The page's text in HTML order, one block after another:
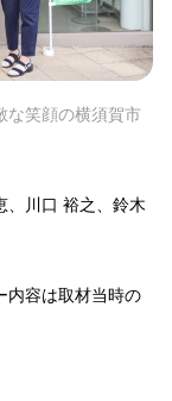
な笑顔の横須賀市
川口 裕之、鈴木
内容は取材当時の